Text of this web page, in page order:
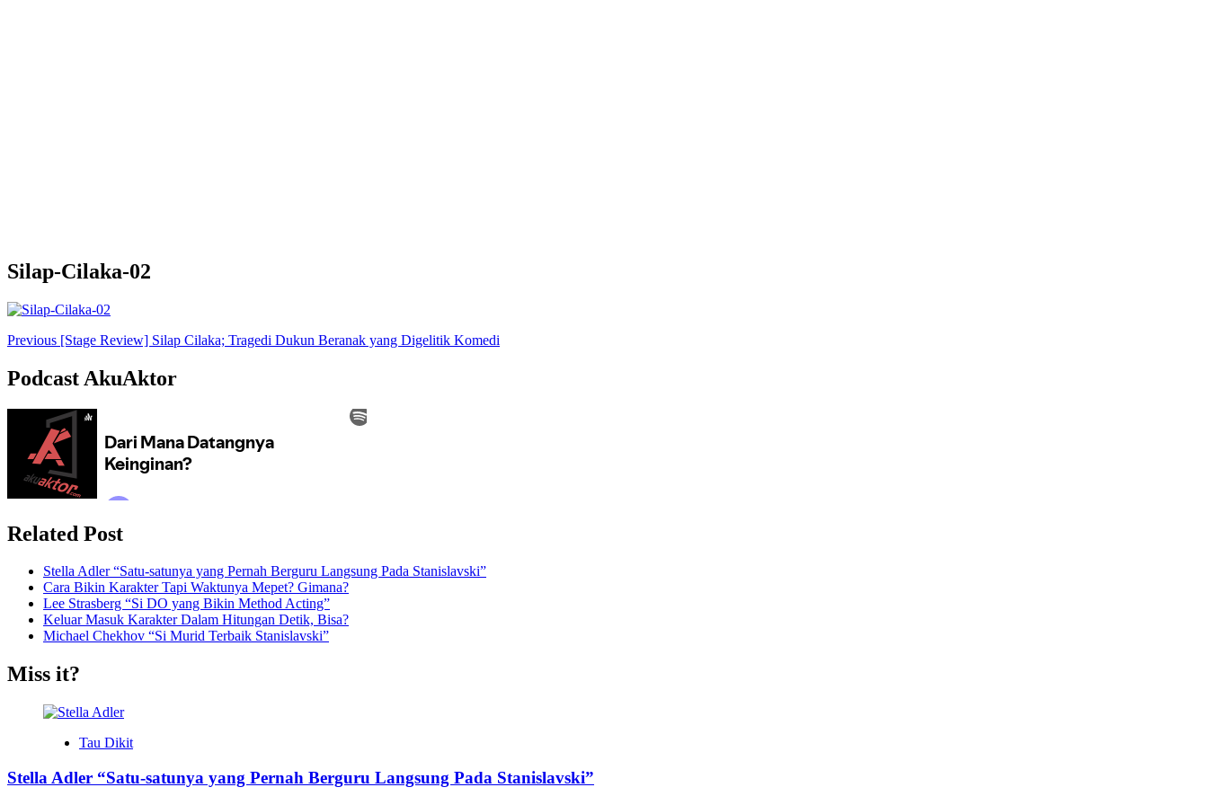
Silap-Cilaka-02
Post
Navigation
Previous [Stage Review] Silap Cilaka; Tragedi Dukun Beranak yang Digelitik Komedi
Podcast AkuAktor
Related Post
Stella Adler “Satu-satunya yang Pernah Berguru Langsung Pada Stanislavski”
Cara Bikin Karakter Tapi Waktunya Mepet? Gimana?
Lee Strasberg “Si DO yang Bikin Method Acting”
Keluar Masuk Karakter Dalam Hitungan Detik, Bisa?
Michael Chekhov “Si Murid Terbaik Stanislavski”
Miss it?
Tau Dikit
Stella Adler “Satu-satunya yang Pernah Berguru Langsung Pada Stanislavski”